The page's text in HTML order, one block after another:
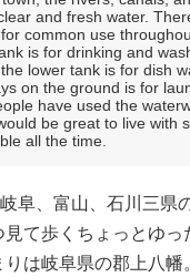
and fresh water.
common use
is for drinking and
lower tank is for dish
on the ground is for
have used the
be great to live with
all the time.
阜、富山、石川三県
見て歩くちょっとゆっ
りは岐阜県の郡上八幡